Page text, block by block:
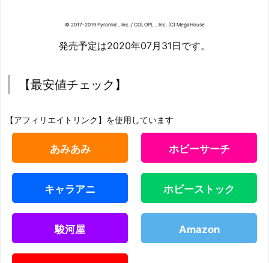
© 2017-2019 Pyramid，Inc. / COLOPL，Inc. (C) MegaHouse
発売予定は2020年07月31日です。
【最安値チェック】
【アフィリエイトリンク】を使用しています
あみあみ ホビーサーチ
キャラアニ ホビーストック
駿河屋 Amazon